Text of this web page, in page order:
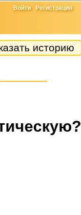
Войти Регистрация
историю